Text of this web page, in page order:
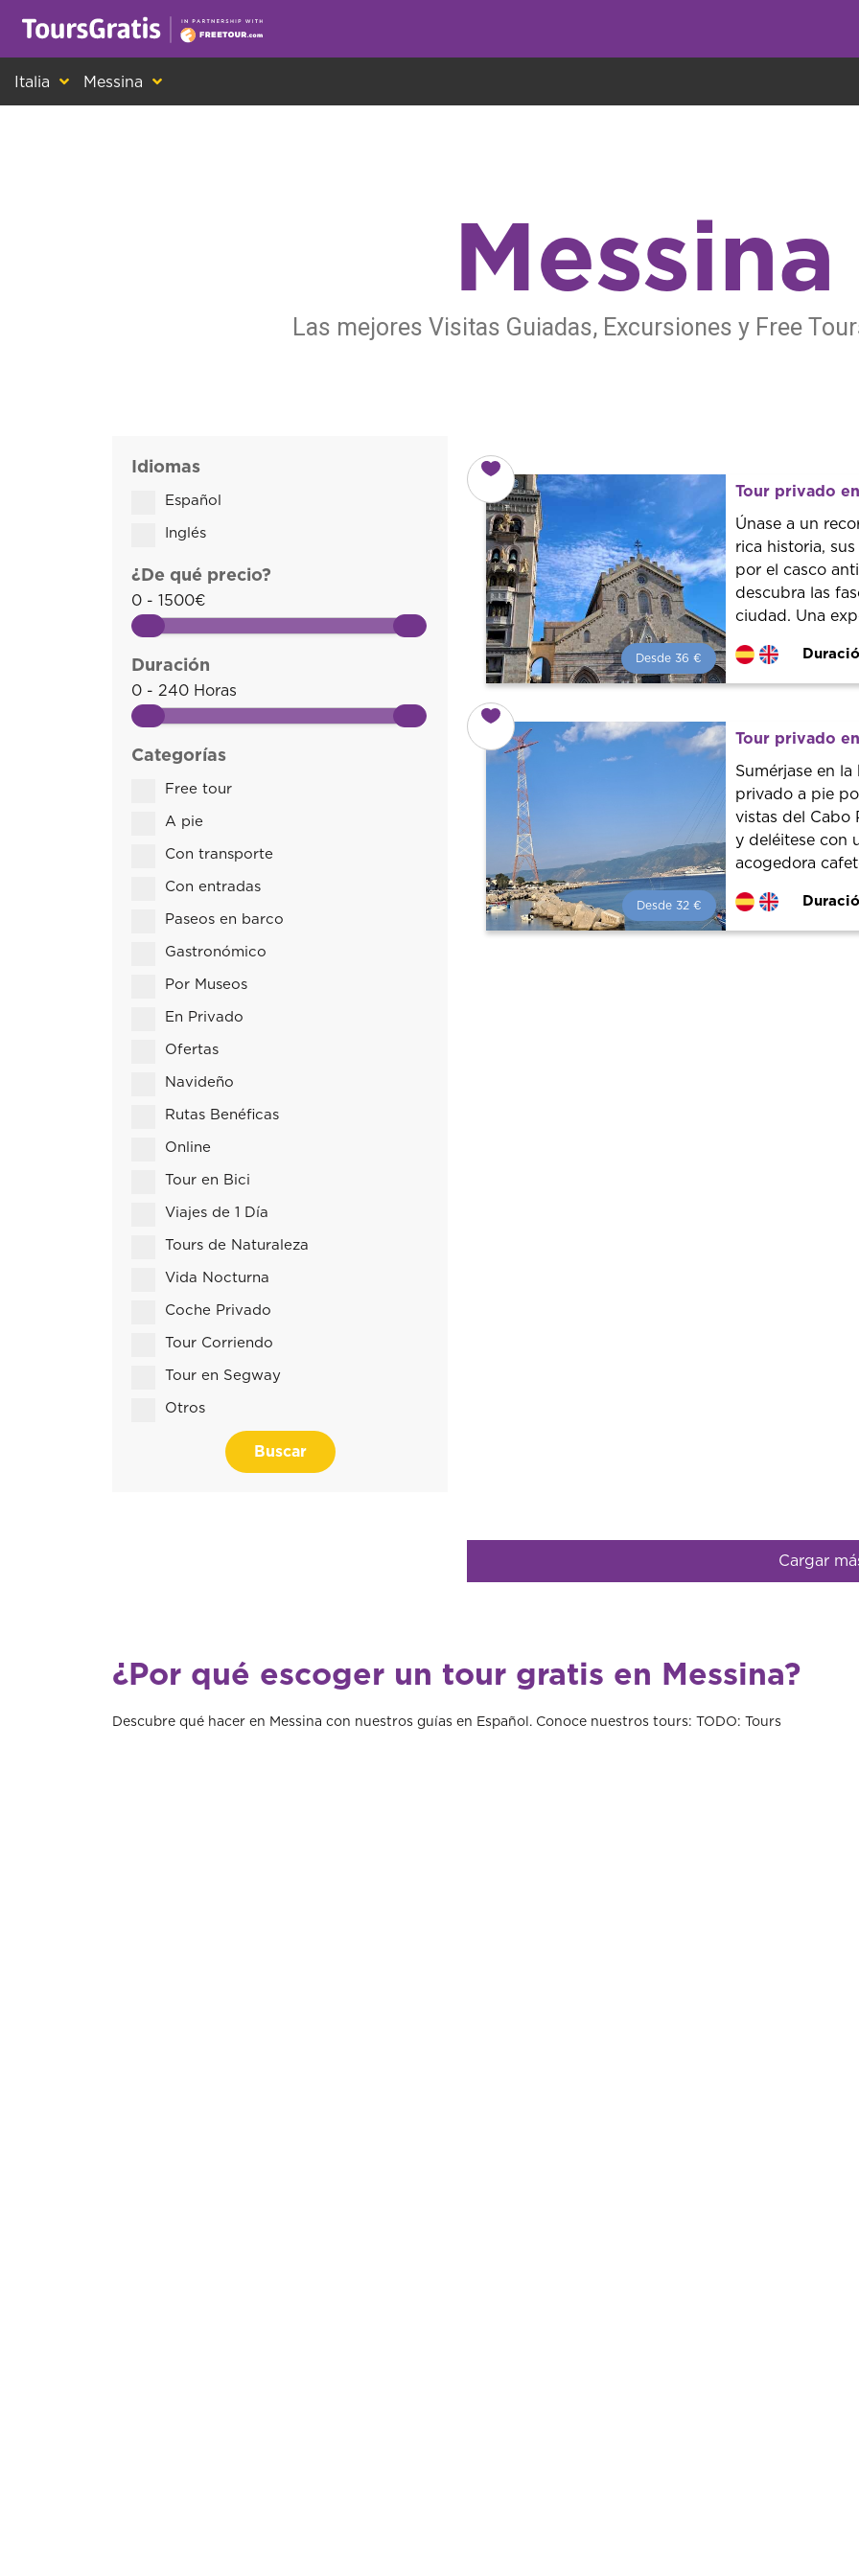
Italia Messina
Messina
Las mejores Visitas Guiadas, Excursiones y Free
Idiomas
Español
Inglés
¿De qué precio?
0 - 1500€
Duración
0 - 240 Horas
Categorías
Free tour
A pie
Con transporte
Con entradas
Paseos en barco
Gastronómico
Por Museos
En Privado
Ofertas
Navideño
Rutas Benéficas
Online
Tour en Bici
Viajes de 1 Día
Tours de Naturaleza
Vida Nocturna
Coche Privado
Tour Corriendo
Tour en Segway
Otros
Buscar
Desde 36 €
¡Reserva con nosotros!
Colaboramos con los mejores
guías de la ciudad para tener el
mejor precio y servicio.
Tour privado
Únase a un
rica historia,
por el casco
descubra las
ciudad. Una
Desde 32 €
Tour privado
Sumérjase en
privado a pie
vistas del Cabo
y deléitese con
acogedora
Cargar
¿Por qué escoger un tour gratis en Messina?
Descubre qué hacer en Messina con nuestros guías en Español. Conoce nuestros tours: TODO: Tours
¡Este es otro mensaje sobre las cookies! Todo el mundo come galletas, pero nosotros las utilizamos para mejorar el